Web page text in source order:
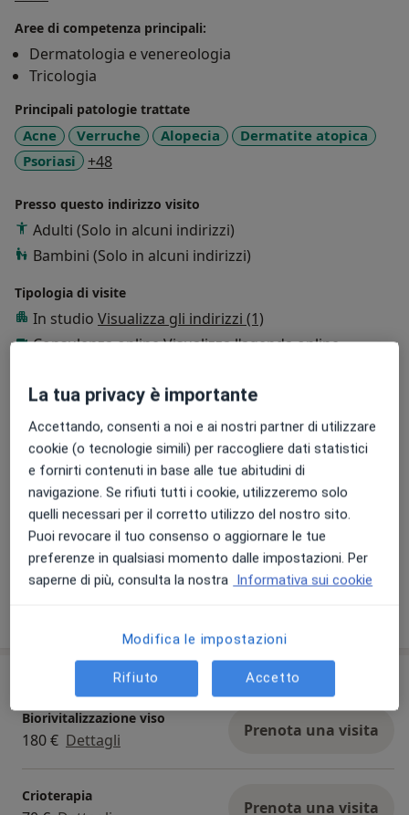
Aree di competenza principali:
Dermatologia e venereologia
Tricologia
Principali patologie trattate
Acne Verruche Alopecia
Dermatite atopica
Psoriasi
+48a11y_sr_more_diseases
Presso questo indirizzo visito
Adulti (Solo in alcuni indirizzi)
Bambini (Solo in alcuni indirizzi)
Tipologia di visite
In studio Visualizza gli indirizzi (1)
Consulenza onlineVisualizza l'agenda online
Visualizza galleria (4)
Prestazioni e prezzi
Biorivitalizzazione viso
180 € Dettagli Prenota una visita
Crioterapia
Prenota una visita
La tua privacy è importante
Accettando, consenti a noi e ai nostri partner di utilizzare
cookie (o tecnologie simili) per raccogliere dati statistici
e fornirti contenuti in base alle tue abitudini di
navigazione. Se rifiuti tutti i cookie, utilizzeremo solo
quelli necessari per il corretto utilizzo del nostro sito.
Puoi revocare il tuo consenso o aggiornare le tue
preferenze in qualsiasi momento dalle impostazioni. Per
saperne di più, consulta la nostra Informativa sui cookie
Modifica le impostazioni
Rifiuto Accetto